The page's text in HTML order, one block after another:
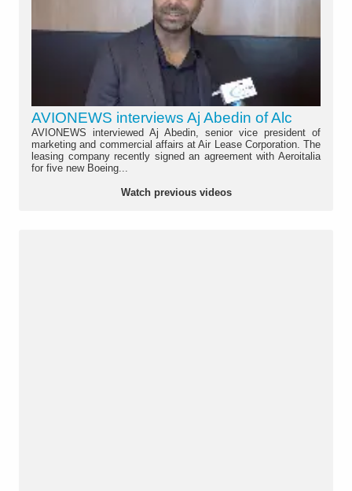
AVIONEWS interviews Aj Abedin of Alc
AVIONEWS interviewed Aj Abedin, senior vice president of
marketing and commercial affairs at Air Lease Corporation. The
leasing company recently signed an agreement with Aeroitalia
for five new Boeing...
Watch previous videos